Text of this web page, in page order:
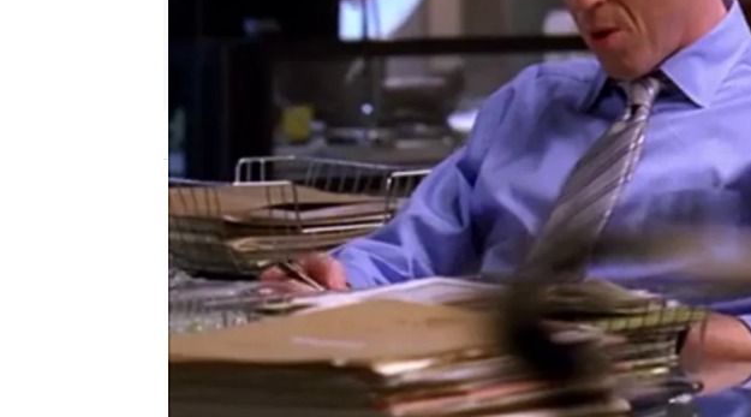
atreseries
Madrid
Publicado:24 de febrero de 2016, 17:18
567802e46584a8d145617e77 Mejores Momentos